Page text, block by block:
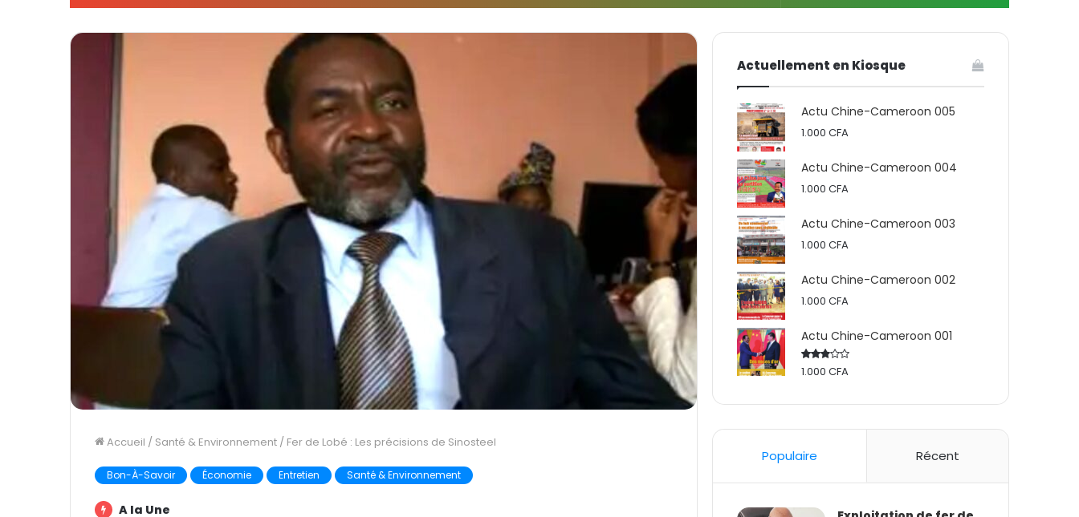
skin
votre
Accueil / Santé & Environnement / Fer de Lobé : Les précisions de Sinosteel
Bon-À-Savoir Économie Entretien Santé & Environnement
A la Une
Actuellement en Kiosque
Actu Chine-Cameroon 005
1.000CFA
Actu Chine-Cameroon 004
1.000CFA
Actu Chine-Cameroon 003
1.000CFA
Actu Chine-Cameroon 002
1.000CFA
Actu Chine-Cameroon 001
Rated
1.000CFA
Populaire Récent